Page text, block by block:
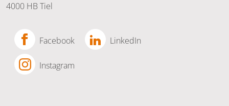
4000 HB Tiel
Facebook LinkedIn
Instagram